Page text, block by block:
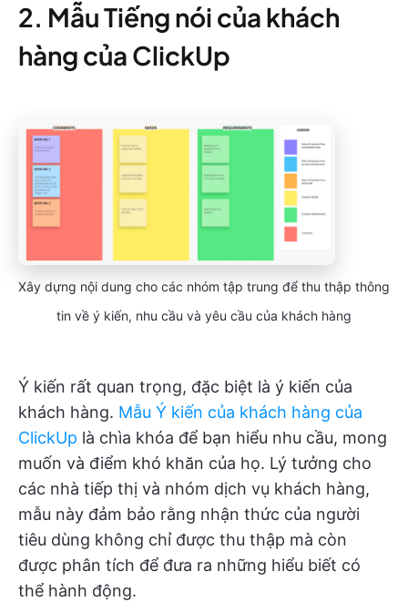
2. Mẫu Tiếng nói của khách
hàng của ClickUp
Xây dựng nội dung cho các nhóm tập trung để thu thập thông
tin về ý kiến, nhu cầu và yêu cầu của khách hàng
Ý kiến rất quan trọng, đặc biệt là ý kiến của
khách hàng. Mẫu Ý kiến của khách hàng của
ClickUp là chìa khóa để bạn hiểu nhu cầu, mong
muốn và điểm khó khăn của họ. Lý tưởng cho
các nhà tiếp thị và nhóm dịch vụ khách hàng,
mẫu này đảm bảo rằng nhận thức của người
tiêu dùng không chỉ được thu thập mà còn
được phân tích để đưa ra những hiểu biết có
thể hành động.